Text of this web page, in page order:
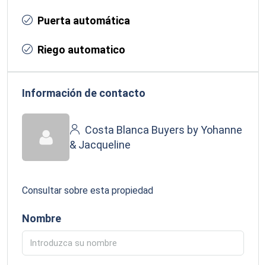
Puerta automática
Riego automatico
Información de contacto
Costa Blanca Buyers by Yohanne
& Jacqueline
Consultar sobre esta propiedad
Nombre